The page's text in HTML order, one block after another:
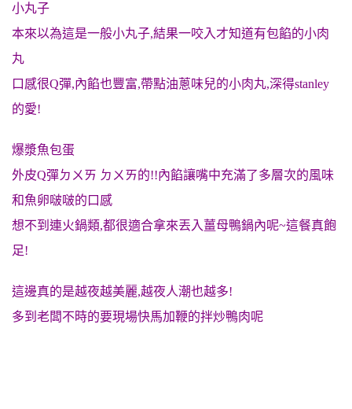
小丸子
本來以為這是一般小丸子,結果一咬入才知道有包餡的小肉
丸
口感很Q彈,內餡也豐富,帶點油蔥味兒的小肉丸,深得stanley
的愛!
爆漿魚包蛋
外皮Q彈ㄉㄨㄞ ㄉㄨㄞ的!!內餡讓嘴中充滿了多層次的風味
和魚卵啵啵的口感
想不到連火鍋類,都很適合拿來丟入薑母鴨鍋內呢~這餐真飽
足!
這邊真的是越夜越美麗,越夜人潮也越多!
多到老闆不時的要現場快馬加鞭的拌炒鴨肉呢